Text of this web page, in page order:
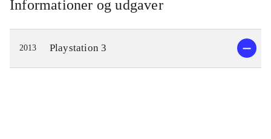
manglende selvtillid og modstand
mod forandringerne. Overvinder man
disse udfordringer - inkl. svære
"bosses" - opfyldes ønskerne i "den
Informationer og udgaver
2013 Playstation 3